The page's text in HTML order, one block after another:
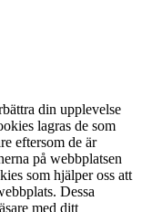
din upplevelse
lagras de som
eftersom de är
på webbplatsen
som hjälper oss att
Dessa
med ditt